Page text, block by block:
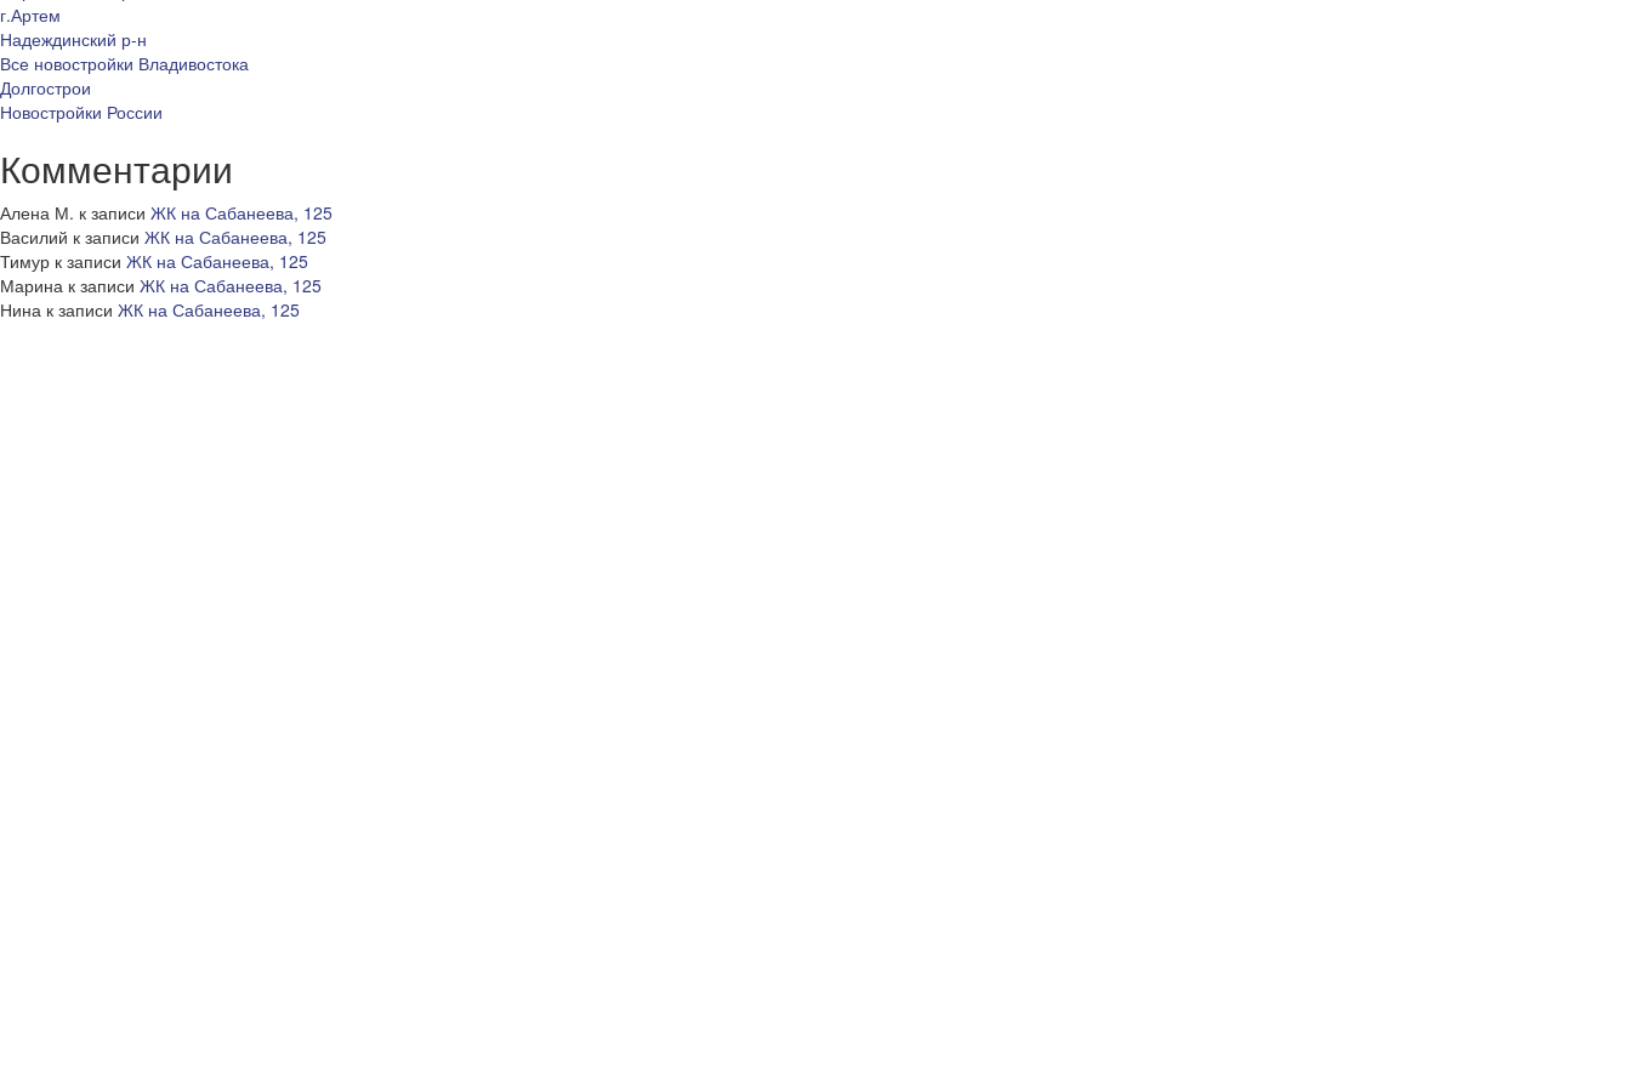
г.Артем
Надеждинский р-н
Все новостройки Владивостока
Долгострои
Новостройки России
Комментарии
Алена М. к записи ЖК на Сабанеева, 125
Василий к записи ЖК на Сабанеева, 125
Тимур к записи ЖК на Сабанеева, 125
Марина к записи ЖК на Сабанеева, 125
Нина к записи ЖК на Сабанеева, 125